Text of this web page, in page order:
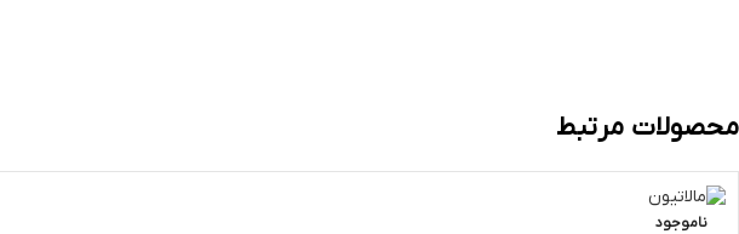
محصولات مرتبط
ناموجود